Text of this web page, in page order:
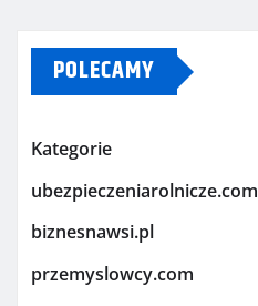
POLECAMY
Kategorie
ubezpieczeniarolnicze.com
biznesnawsi.pl
przemyslowcy.com